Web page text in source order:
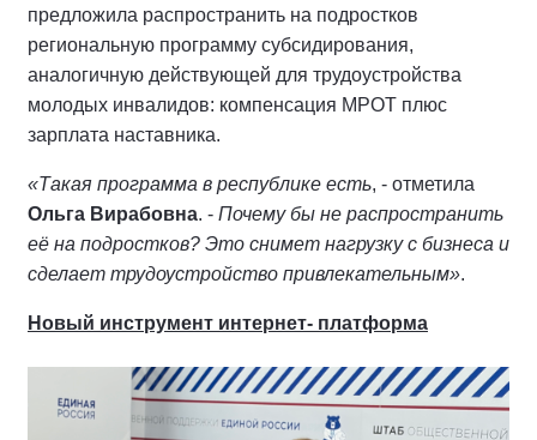
предложила распространить на подростков
региональную программу субсидирования,
аналогичную действующей для трудоустройства
молодых инвалидов: компенсация МРОТ плюс
зарплата наставника.
«Такая программа в республике есть, - отметила
Ольга Вирабовна. - Почему бы не распространить
её на подростков? Это снимет нагрузку с бизнеса и
сделает трудоустройство привлекательным».
Новый инструмент интернет- платформа